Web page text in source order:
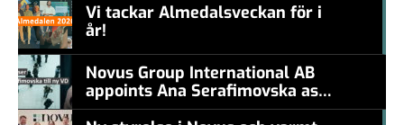
Vi tackar Almedalsveckan för i
år!
Novus Group International AB
appoints Ana Serafimovska as
new CEO